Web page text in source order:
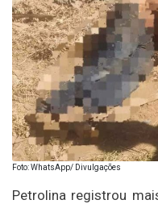
Foto: WhatsApp/ Divulgações
Petrolina registrou